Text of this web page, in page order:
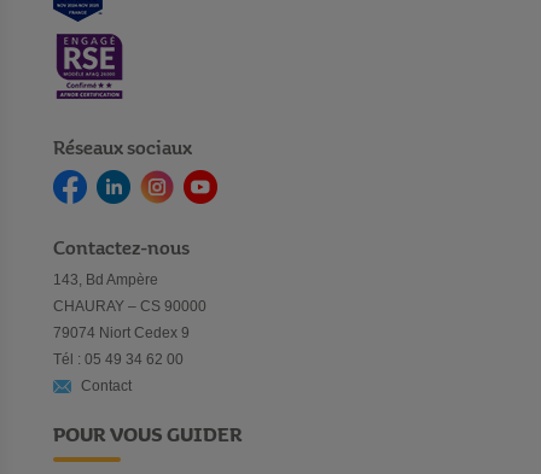
Réseaux sociaux
Contactez-nous
143, Bd Ampère
CHAURAY – CS 90000
79074 Niort Cedex 9
Tél : 05 49 34 62 00
Contact
POUR VOUS GUIDER